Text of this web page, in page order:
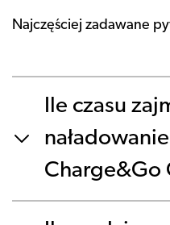
Najczęściej zadawane
Ile czasu
Charge&Go